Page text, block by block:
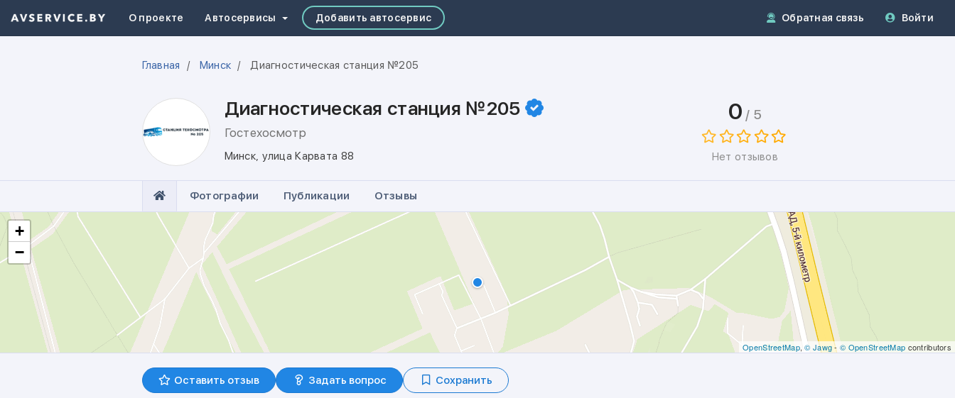
О проекте Автосервисы Добавить автосервис Обратная связь Войти
Главная Минск Диагностическая станция №205
Диагностическая станция №205
Гостехосмотр
Минск, улица Карвата 88
0 / 5
Нет отзывов
Фотографии Публикации Отзывы
+
−
OpenStreetMap,© Jawg- © OpenStreetMap contributors
Оставить отзыв Задать вопрос Сохранить